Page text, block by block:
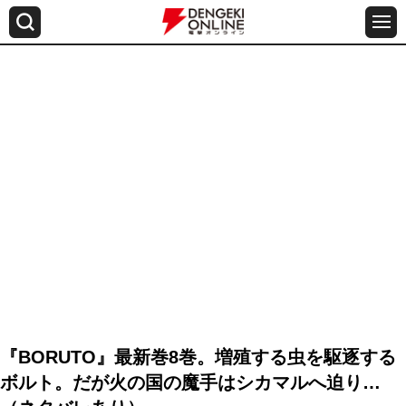
『BORUTO』最新巻8巻。増殖する虫を駆逐する
ボルト。だが火の国の魔手はシカマルへ迫り…